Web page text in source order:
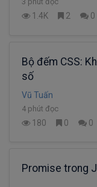
1.4K 2 0
Bộ đếm CSS:
số
Vũ Tuấn
4 phút đọc
180 0 0
Promise trong